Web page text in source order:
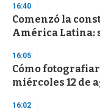
16:40
Comenzó la
América Latina:
16:05
Cómo
miércoles 12 de
16:02